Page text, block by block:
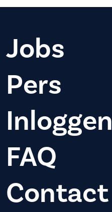
Jobs
Pers
Inloggen
FAQ
Contact